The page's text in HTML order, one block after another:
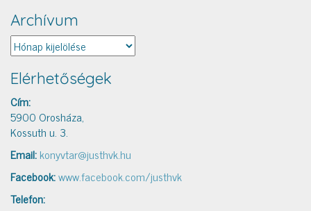
Archívum
Archívum
Elérhetőségek
Cím:
5900 Orosháza,
Kossuth u. 3.
Email:konyvtar@justhvk.hu
Facebook:www.facebook.com/justhvk
Telefon: